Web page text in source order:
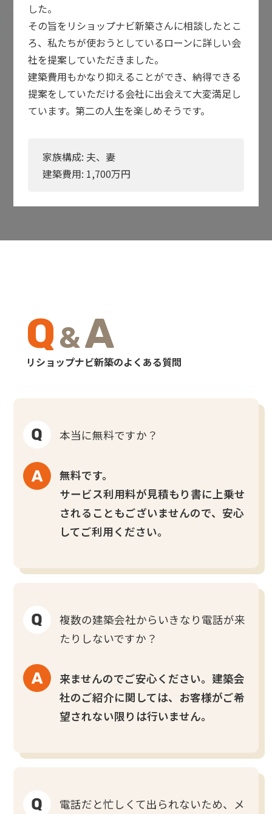
した。
その旨をリショップナビ新築さんに相談したとこ
ろ、私たちが使おうとしているローンに詳しい会
社を提案していただきました。
建築費用もかなり抑えることができ、納得できる
提案をしていただける会社に出会えて大変満足し
ています。第二の人生を楽しめそうです。
家族構成: 夫、妻
建築費用: 1,700万円
Q&A
リショップナビ新築のよくある質問
本当に無料ですか？
無料です。
サービス利用料が見積もり書に上乗せ
されることもございませんので、安心
してご利用ください。
複数の建築会社からいきなり電話が来
たりしないですか？
来ませんのでご安心ください。建築会
社のご紹介に関しては、お客様がご希
望されない限りは行いません。
電話だと忙しくて出られないため、メ